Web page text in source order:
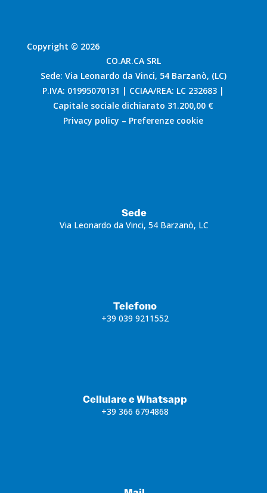
Copyright © 2026
CO.AR.CA SRL
Sede: Via Leonardo da Vinci, 54 Barzanò, (LC)
P.IVA: 01995070131 | CCIAA/REA: LC 232683 |
Capitale sociale dichiarato 31.200,00 €
Privacy policy – Preferenze cookie
Sede
Via Leonardo da Vinci, 54 Barzanò, LC
Telefono
+39 039 9211552
Cellulare e Whatsapp
+39 366 6794868